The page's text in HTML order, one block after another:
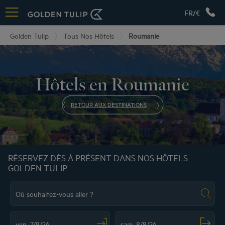
FR/€
Golden Tulip Tous Nos Hôtels Roumanie
Hôtels en Roumanie
RETOUR AUX DESTINATIONS
RÉSERVEZ DÈS À PRÉSENT DANS NOS HÔTELS
GOLDEN TULIP